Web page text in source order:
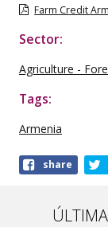
Farm Credit
Sector:
Agriculture -
Tags:
Armenia
Shareshare